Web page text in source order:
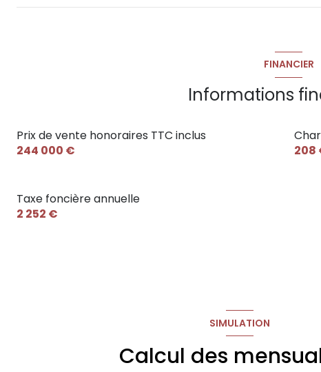
FINANCIER
Informations
Prix de vente honoraires TTC inclus
244 000 €
208
Taxe foncière annuelle
2 252 €
SIMULATION
Calcul des